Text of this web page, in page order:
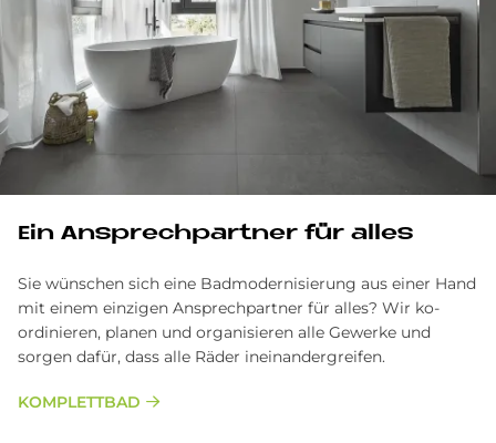
Ein Ansprechpartner für alles
Sie wünschen sich eine Badmodernisierung aus einer Hand
mit einem einzigen Ansprechpartner für alles? Wir ko­
ordinieren, planen und organisieren alle Gewerke und
sorgen dafür, dass alle Räder ineinander­greifen.
KOMPLETTBAD